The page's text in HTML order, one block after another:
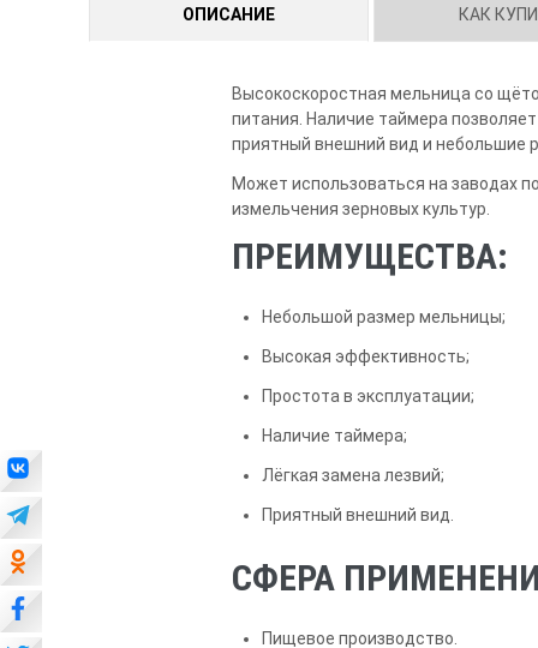
ОПИСАНИЕ КАК
Высокоскоростная мельница со
питания. Наличие таймера
приятный внешний вид и небольшие
Может использоваться на заводах
измельчения зерновых культур.
ПРЕИМУЩЕСТВА:
Небольшой размер мельницы;
Высокая эффективность;
Простота в эксплуатации;
Наличие таймера;
Лёгкая замена лезвий;
Приятный внешний вид.
СФЕРА
Пищевое производство.